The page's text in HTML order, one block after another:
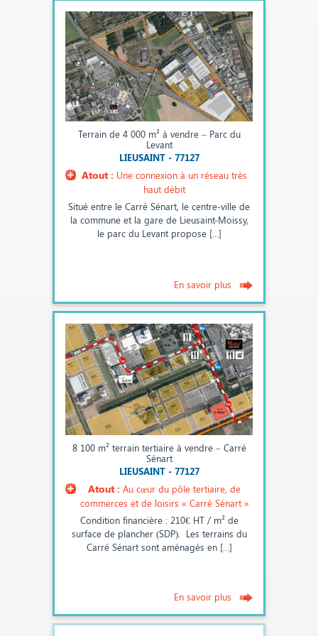
Terrain de 4 000 m² à vendre – Parc du
Levant
LIEUSAINT - 77127
Atout : Une connexion à un réseau très
haut débit
Situé entre le Carré Sénart, le centre-ville de
la commune et la gare de Lieusaint-Moissy,
le parc du Levant propose [...]
En savoir plus
8 100 m² terrain tertiaire à vendre – Carré
Sénart
LIEUSAINT - 77127
Atout : Au cœur du pôle tertiaire, de
commerces et de loisirs « Carré Sénart »
Condition financière : 210€ HT / m² de
surface de plancher (SDP). Les terrains du
Carré Sénart sont aménagés en [...]
En savoir plus